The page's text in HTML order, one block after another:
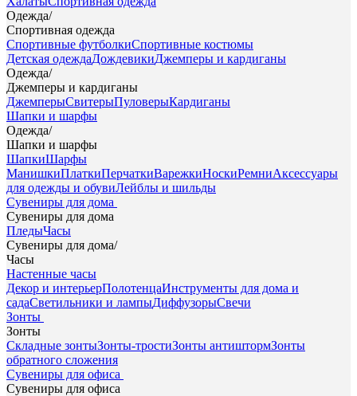
Одежда/
Спортивная одежда
Спортивные футболкиСпортивные костюмы
Детская одеждаДождевикиДжемперы и кардиганы
Одежда/
Джемперы и кардиганы
ДжемперыСвитерыПуловерыКардиганы
Шапки и шарфы
Одежда/
Шапки и шарфы
ШапкиШарфы
МанишкиПлаткиПерчаткиВарежкиНоскиРемниАксессуары
для одежды и обувиЛейблы и шильды
Сувениры для дома
Сувениры для дома
ПледыЧасы
Сувениры для дома/
Часы
Настенные часы
Декор и интерьерПолотенцаИнструменты для дома и
садаСветильники и лампыДиффузорыСвечи
Зонты
Зонты
Складные зонтыЗонты-тростиЗонты антиштормЗонты
обратного сложения
Сувениры для офиса
Сувениры для офиса